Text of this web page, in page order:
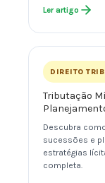
Ler artigo
DIREITO
Tributação
Descubra
sucessões e
estratégias
completa.